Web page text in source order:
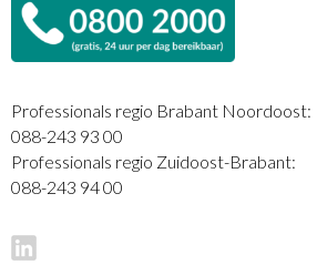
Professionals regio Brabant Noordoost:
088-243 93 00
Professionals regio Zuidoost-Brabant:
088-243 94 00